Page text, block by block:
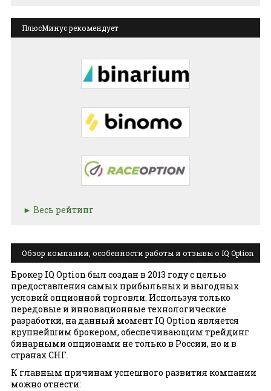
ПлюсМинус рекомендует
Весь рейтинг
Обзор компании, особенности работы и отзывы о IQ Option
Брокер IQ Option был создан в 2013 году с целью
предоставления самых прибыльных и выгодных
условий опционной торговли. Используя только
передовые и инновационные технологические
разработки, на данный момент IQ Option является
крупнейшим брокером, обеспечивающим трейдинг
бинарными опционами не только в России, но и в
странах СНГ.
К главным причинам успешного развития компании
можно отнести: